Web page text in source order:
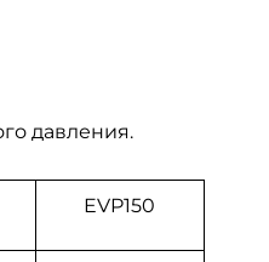
давления.
EVP150